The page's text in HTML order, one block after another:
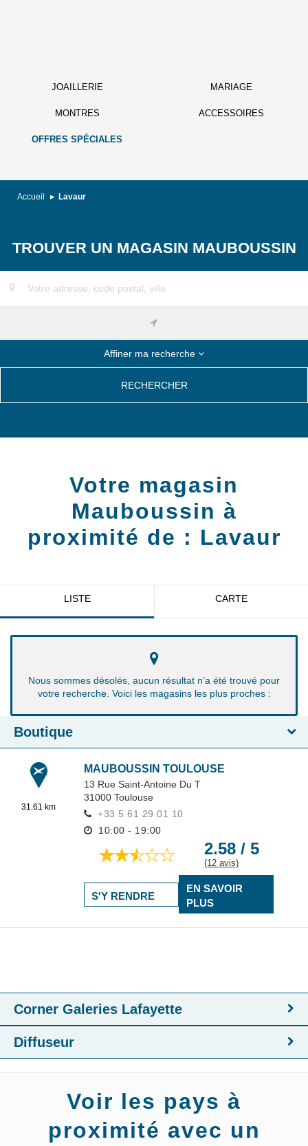
JOAILLERIE MARIAGE
MONTRES ACCESSOIRES
OFFRES SPÉCIALES
Accueil Lavaur
TROUVER UN MAGASIN MAUBOUSSIN
Affiner ma recherche
RECHERCHER
Votre magasin
Mauboussin à
proximité de : Lavaur
LISTE CARTE
Nous sommes désolés, aucun résultat n’a été trouvé pour
votre recherche. Voici les magasins les plus proches :
Boutique
31.61 km
MAUBOUSSIN TOULOUSE
13 Rue Saint-Antoine Du T
31000 Toulouse
+33 5 61 29 01 10
10:00 - 19:00
2.58 / 5
(12 avis)
EN SAVOIR
PLUS
S'Y RENDRE
Corner Galeries Lafayette
Diffuseur
Voir les pays à
proximité avec un